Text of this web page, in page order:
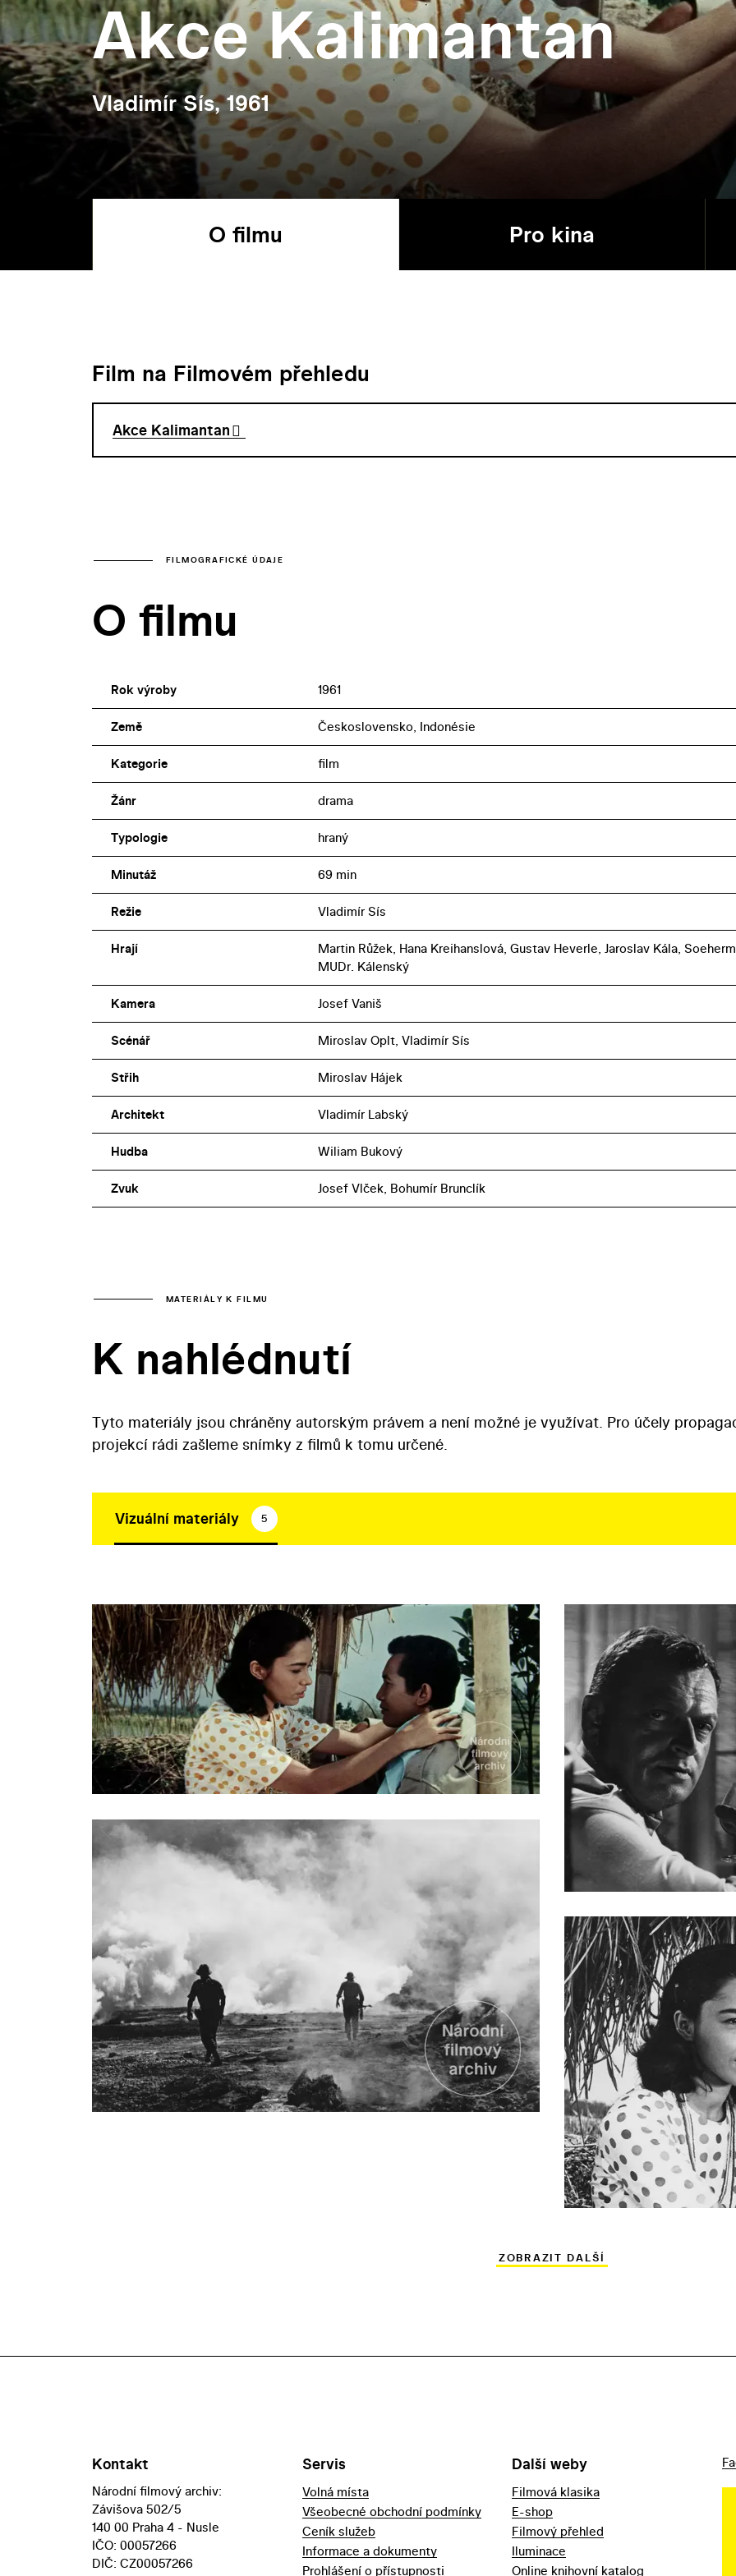
Akce Kalimantan
Vladimír Sís, 1961
O filmu Pro kina
Film na Filmovém přehledu
Akce Kalimantan
FILMOGRAFICKÉ ÚDAJE
O filmu
Rok výroby 1961
Země Československo, Indonésie
Kategorie film
Žánr drama
Typologie hraný
Minutáž 69 min
Režie Vladimír Sís
Hrají
Martin Růžek, Hana Kreihanslová, Gustav Heverle, Jaroslav Kála,
MUDr. Kálenský
Kamera Josef Vaniš
Scénář Miroslav Oplt, Vladimír Sís
Střih Miroslav Hájek
Architekt Vladimír Labský
Hudba Wiliam Bukový
Zvuk Josef Vlček, Bohumír Brunclík
MATERIÁLY K FILMU
K nahlédnutí
Tyto materiály jsou chráněny autorským právem a není možné je využívat. Pro účely
projekcí rádi zašleme snímky z filmů k tomu určené.
Vizuální materiály 5
ZOBRAZIT DALŠÍ
Kontakt
Národní filmový archiv:
Závišova 502/5
140 00 Praha 4 - Nusle
IČO: 00057266
DIČ: CZ00057266
Servis
Volná místa
Všeobecné obchodní podmínky
Ceník služeb
Informace a dokumenty
Prohlášení o přístupnosti
Další weby
Filmová klasika
E-shop
Filmový přehled
Iluminace
Online knihovní katalog